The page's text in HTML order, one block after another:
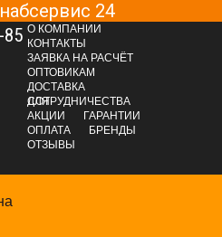
24
85 О КОМПАНИИ
КОНТАКТЫ
ЗАЯВКА НА РАСЧЁТ
ОПТОВИКАМ
ДОСТАВКА
ДЛЯ СОТРУДНИЧЕСТВА
АКЦИИ
ГАРАНТИИ
ОПЛАТА
БРЕНДЫ
ОТЗЫВЫ
Керамогранит
серый, неполированный, 60x60x1,0